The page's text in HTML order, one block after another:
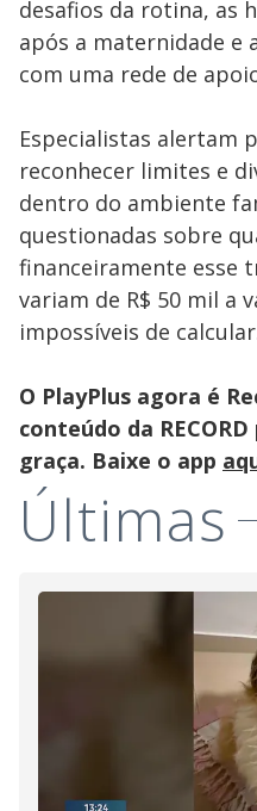
desafios da rotina, as
após a maternidade e
com uma rede de
Especialistas alertam
reconhecer limites e
dentro do ambiente
questionadas sobre
financeiramente esse
variam de R$ 50 mil a
impossíveis de
O PlayPlus agora é
conteúdo da
graça. Baixe o app
Últimas